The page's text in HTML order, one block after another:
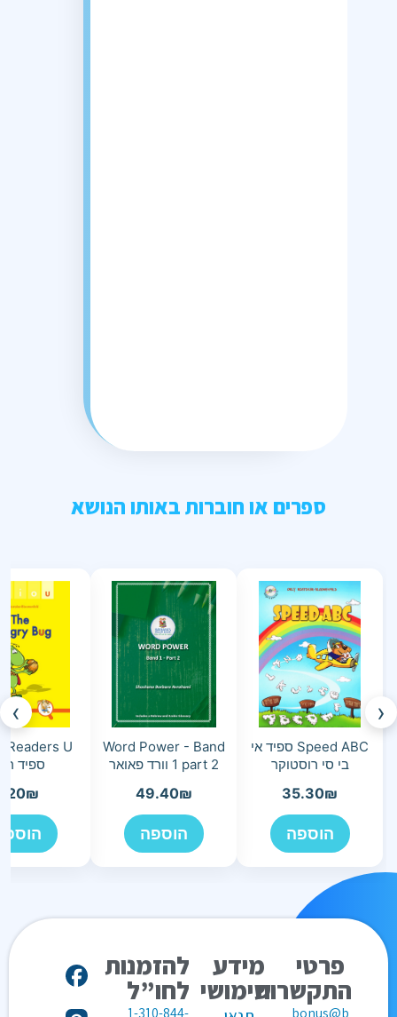
ספרים או חוברות באותו הנושא
‹
Speed ABC ספיד אי
בי סי רוסטוקר
35.30₪
הוספה
Word Power - Band
1 part 2 וורד פאואר
49.40₪
הוספה
Readers U
ספיד
₪
›
פרטי
התקשרות
bonus@b
מידע
שימושי
להזמנות
לחו”ל
1-310-844-